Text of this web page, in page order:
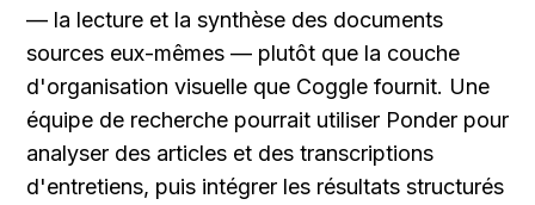
— la lecture et la synthèse des documents
sources eux-mêmes — plutôt que la couche
d'organisation visuelle que Coggle fournit. Une
équipe de recherche pourrait utiliser Ponder pour
analyser des articles et des transcriptions
d'entretiens, puis intégrer les résultats structurés